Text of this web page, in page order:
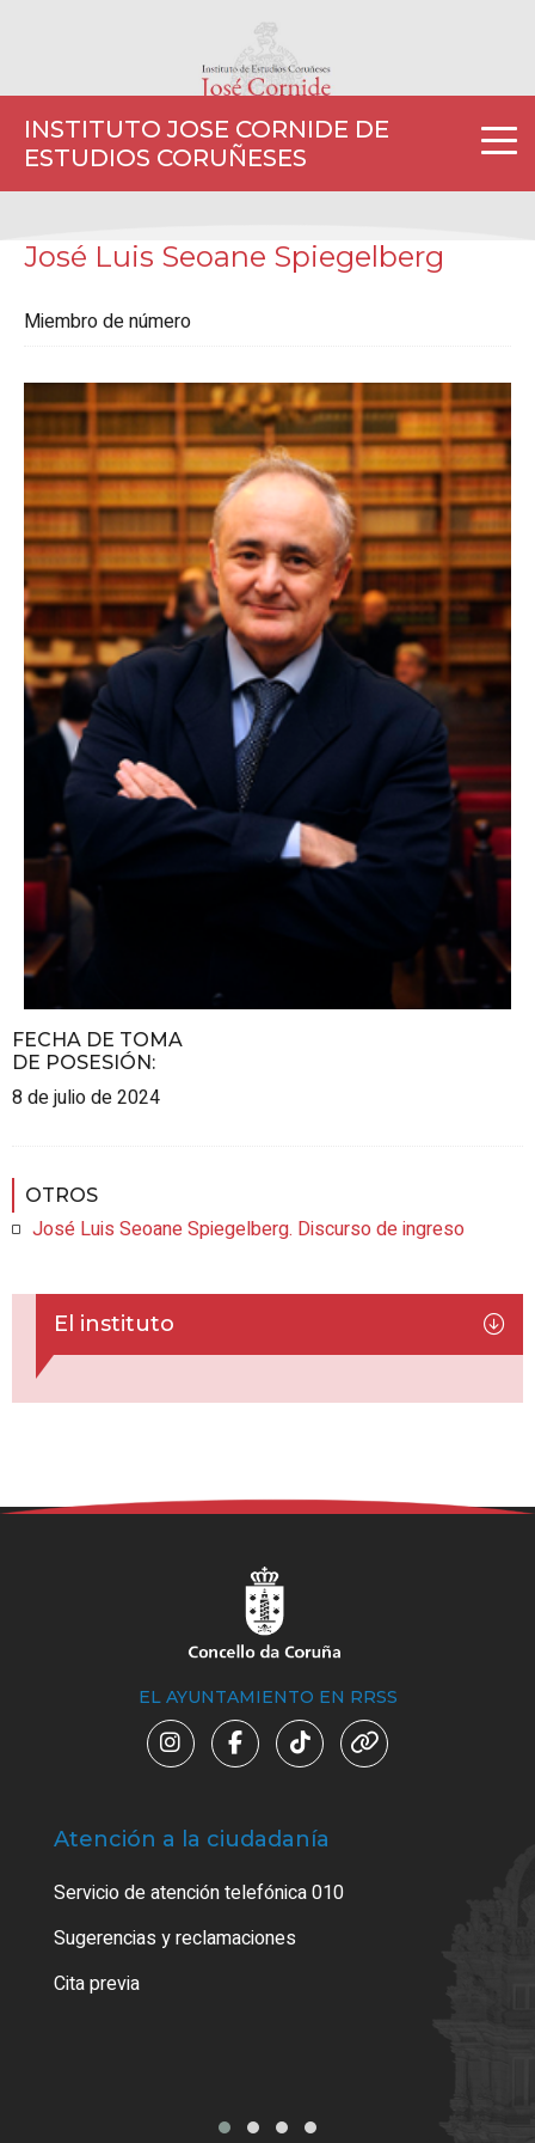
INSTITUTO JOSE CORNIDE DE
ESTUDIOS CORUÑESES
José Luis Seoane Spiegelberg
Miembro de número
FECHA DE TOMA
DE POSESIÓN:
8 de julio de 2024
OTROS
José Luis Seoane Spiegelberg. Discurso de ingreso
El instituto
EL AYUNTAMIENTO EN RRSS
Atención a la ciudadanía
Servicio de atención telefónica 010
Sugerencias y reclamaciones
Cita previa